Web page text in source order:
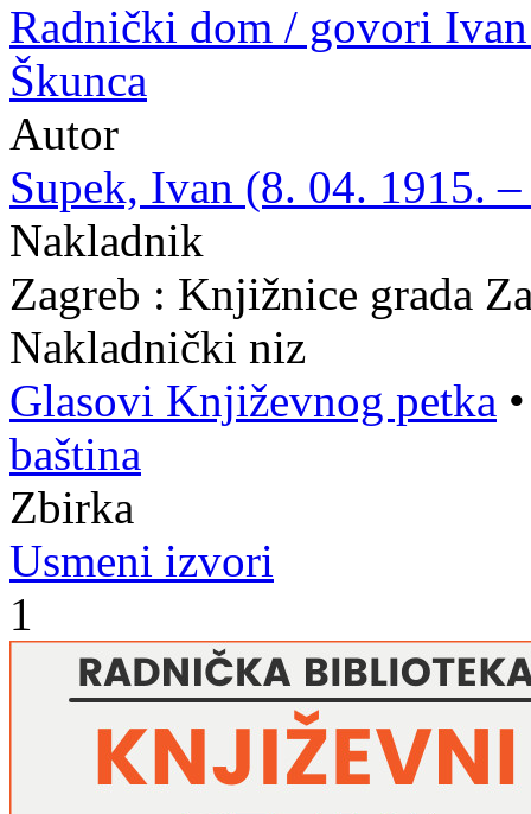
Radnički dom / govori
Škunca
Autor
Supek, Ivan (8. 04. 1915.
Nakladnik
Zagreb : Knjižnice grada
Nakladnički niz
Glasovi Književnog petka
baština
Zbirka
Usmeni izvori
1